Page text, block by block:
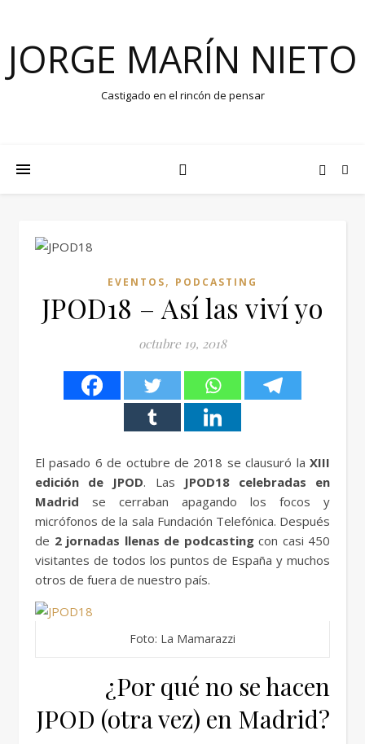
JORGE MARÍN NIETO
Castigado en el rincón de pensar
EVENTOS, PODCASTING
JPOD18 – Así las viví yo
octubre 19, 2018
El pasado 6 de octubre de 2018 se clausuró la XIII
edición de JPOD. Las
JPOD18 celebradas en
Madrid se cerraban apagando los focos y
micrófonos de la sala Fundación Telefónica. Después
de 2 jornadas llenas de podcastingcon casi 450
visitantes de todos los puntos de España y muchos
otros de fuera de nuestro país.
Foto: La Mamarazzi
¿Por qué no se hacen
JPOD (otra vez) en Madrid?